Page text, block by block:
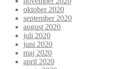
oktober 2020
september 2020
august 2020
juli 2020
juni 2020
maj 2020
april 2020